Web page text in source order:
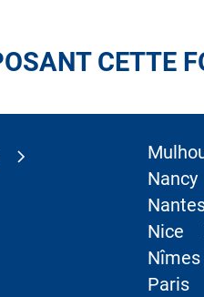
CETTE
Nancy
Nice
Nîmes
Paris